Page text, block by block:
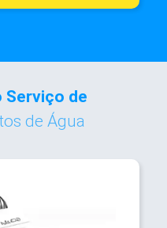
Serviço de
de Água